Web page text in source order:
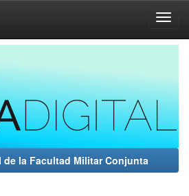
la Facultad Militar Conjunta